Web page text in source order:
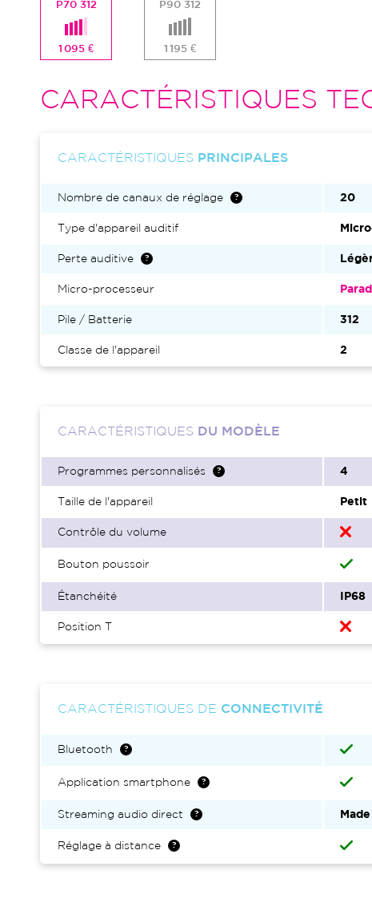
P70 312
1 095 €
P90 312
1 195 €
CARACTÉRISTIQUES
CARACTÉRISTIQUES PRINCIPALES
Nombre de canaux de réglage 20
Type d'appareil auditif
Perte auditive
Micro-processeur
Pile / Batterie 312
Classe de l'appareil 2
CARACTÉRISTIQUES DU MODÈLE
Programmes personnalisés 4
Taille de l'appareil Petit
Contrôle du volume
Bouton poussoir
Étanchéité IP68
Position T
CARACTÉRISTIQUES DE CONNECTIVITÉ
Bluetooth
Application smartphone
Streaming audio direct
Réglage à distance